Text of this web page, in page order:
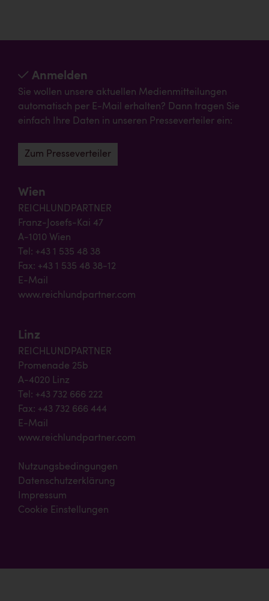
Anmelden
Sie wollen unsere aktuellen Medienmitteilungen
automatisch per E-Mail erhalten? Dann tragen Sie
einfach Ihre Daten in unseren Presseverteiler ein:
Zum Presseverteiler
Wien
REICHLUNDPARTNER
Franz-Josefs-Kai 47
A-1010 Wien
Tel: +43 1 535 48 38
Fax: +43 1 535 48 38-12
E-Mail
www.reichlundpartner.com
Linz
REICHLUNDPARTNER
Promenade 25b
A-4020 Linz
Tel: +43 732 666 222
Fax: +43 732 666 444
E-Mail
www.reichlundpartner.com
Nutzungsbedingungen
Datenschutzerklärung
Impressum
Cookie Einstellungen